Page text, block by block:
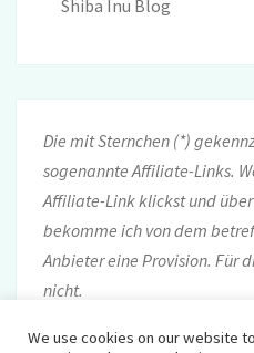
Shiba Inu Blog
Die mit Sternchen (*)
sogenannte Affiliate-Links.
Affiliate-Link klickst und
bekomme ich von dem
Anbieter eine Provision. Für
nicht.
We use cookies on our website